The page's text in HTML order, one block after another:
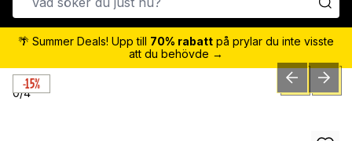
🌴 Summer Deals! Upp till 70% rabatt på prylar du inte visste
att du behövde →
-15%
0/4 PREVIOUSNEXT